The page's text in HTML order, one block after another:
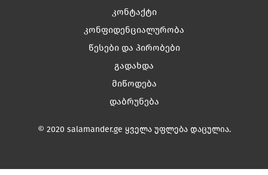
კონტაქტი
კონფიდენციალურობა
წესები და პირობები
გადახდა
მიწოდება
დაბრუნება
© 2020 salamander.ge ყველა უფლება დაცულია.